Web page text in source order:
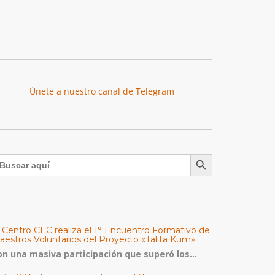
Únete a nuestro canal de Telegram
Botón de búsqueda
Centro CEC realiza el 1° Encuentro Formativo de
Voluntarios del Proyecto «Talita Kum»
una masiva participación que superó los...